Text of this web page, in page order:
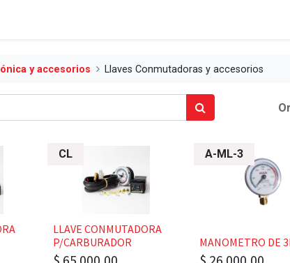
y accesorios Llaves Conmutadoras y accesorios
​​​​LLAVE CONMUTADORA
P/CARBURADOR
CL
​​​​​​MANOMETRO DE
A-ML-3